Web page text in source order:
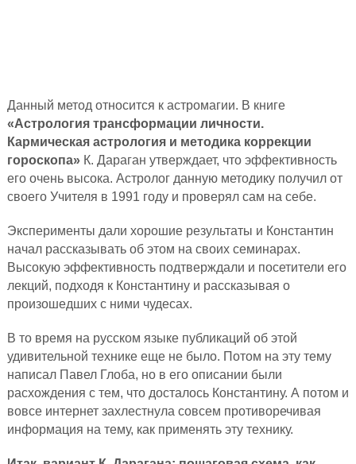
Данный метод относится к астромагии. В книге
«Астрология трансформации личности.
Кармическая астрология и методика коррекции
гороскопа»К. Дараган утверждает, что эффективность
его очень высока. Астролог данную методику получил от
своего Учителя в 1991 году и проверял сам на себе.
Эксперименты дали хорошие результаты и Константин
начал рассказывать об этом на своих семинарах.
Высокую эффективность подтверждали и посетители его
лекций, подходя к Константину и рассказывая о
произошедших с ними чудесах.
В то время на русском языке публикаций об этой
удивительной технике еще не было. Потом на эту тему
написал Павел Глоба, но в его описании были
расхождения с тем, что досталось Константину. А потом и
вовсе интернет захлестнула совсем противоречивая
информация на тему, как применять эту технику.